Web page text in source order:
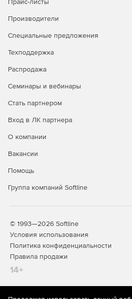
недочетов или для
нарушений.
Опросы для сбора
проверки знаний и т.д.
контроля с возможностью
проверки на всех уровнях
Нормирование операций для
количества торгового
Оформить тестовый доступ можно
Производители
Специальные предложения
Техподдержка
Распродажа
Семинары и вебинары
Стать партнером
Вход в ЛК партнера
О компании
Вакансии
Помощь
Группа компаний Softline
© 1993—2026 Softline
Условия использования
Политика конфиденциальности
Правила продажи
14+